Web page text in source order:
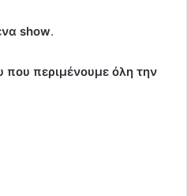
show.
που περιμένουμε όλη την